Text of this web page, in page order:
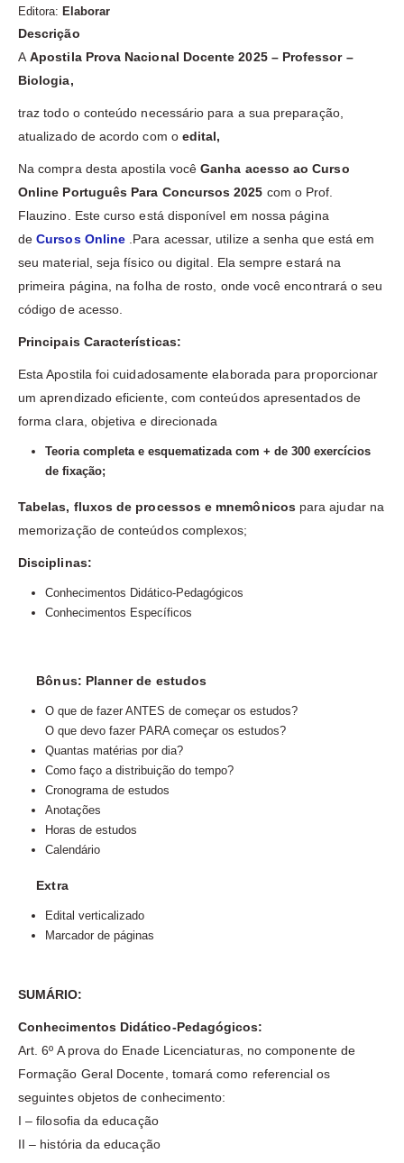
Editora: Elaborar
Descrição
AApostila Prova Nacional Docente 2025 – Professor –
Biologia,
traz todo o conteúdo necessário para a sua preparação,
atualizado de acordo com o edital,
Na compra desta apostila vocêGanha acesso ao Curso
Online Português Para Concursos 2025 com o Prof.
Flauzino. Este curso está disponível em nossa página
deCursos Online .Para acessar, utilize a senha que está em
seu material, seja físico ou digital. Ela sempre estará na
primeira página, na folha de rosto, onde você encontrará o seu
código de acesso.
Principais Características:
Esta Apostila foi cuidadosamente elaborada para proporcionar
um aprendizado eficiente, com conteúdos apresentados de
forma clara, objetiva e direcionada
Teoria completa e esquematizada com + de 300 exercícios
de fixação;
Tabelas, fluxos de processos e mnemônicospara ajudar na
memorização de conteúdos complexos;
Disciplinas:
Conhecimentos Didático-Pedagógicos
Conhecimentos Específicos
Bônus: Planner de estudos
O que de fazer ANTES de começar os estudos?
O que devo fazer PARA começar os estudos?
Quantas matérias por dia?
Como faço a distribuição do tempo?
Cronograma de estudos
Anotações
Horas de estudos
Calendário
Extra
Edital verticalizado
Marcador de páginas
SUMÁRIO:
Conhecimentos Didático-Pedagógicos:
Art. 6º A prova do Enade Licenciaturas, no componente de
Formação Geral Docente, tomará como referencial os
seguintes objetos de conhecimento:
I – filosofia da educação
II – história da educação